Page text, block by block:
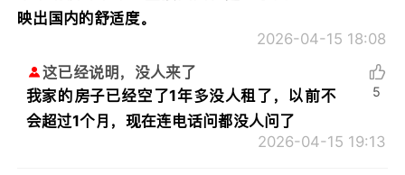
映出国内的舒适度。
2026-04-15 18:08
这已经说明，没人来了
我家的房子已经空了1年多没人租了，以前不
会超过1个月，现在连电话问都没人问了
2026-04-15 19:13
5